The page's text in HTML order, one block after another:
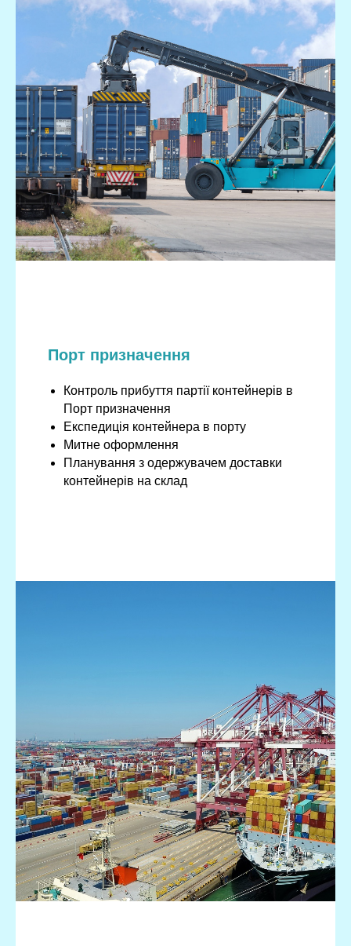
Порт призначення
Контроль прибуття партії контейнерів в
Порт призначення
Експедиція контейнера в порту
Митне оформлення
Планування з одержувачем доставки
контейнерів на склад